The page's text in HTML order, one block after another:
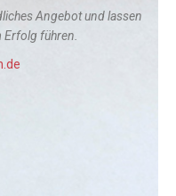
Angebot und lassen
führen.